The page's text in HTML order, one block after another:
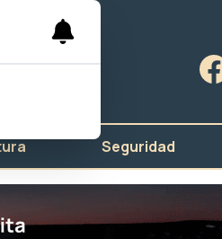
Seguridad